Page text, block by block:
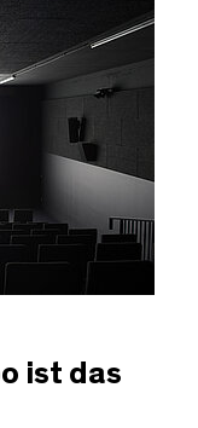
ist das